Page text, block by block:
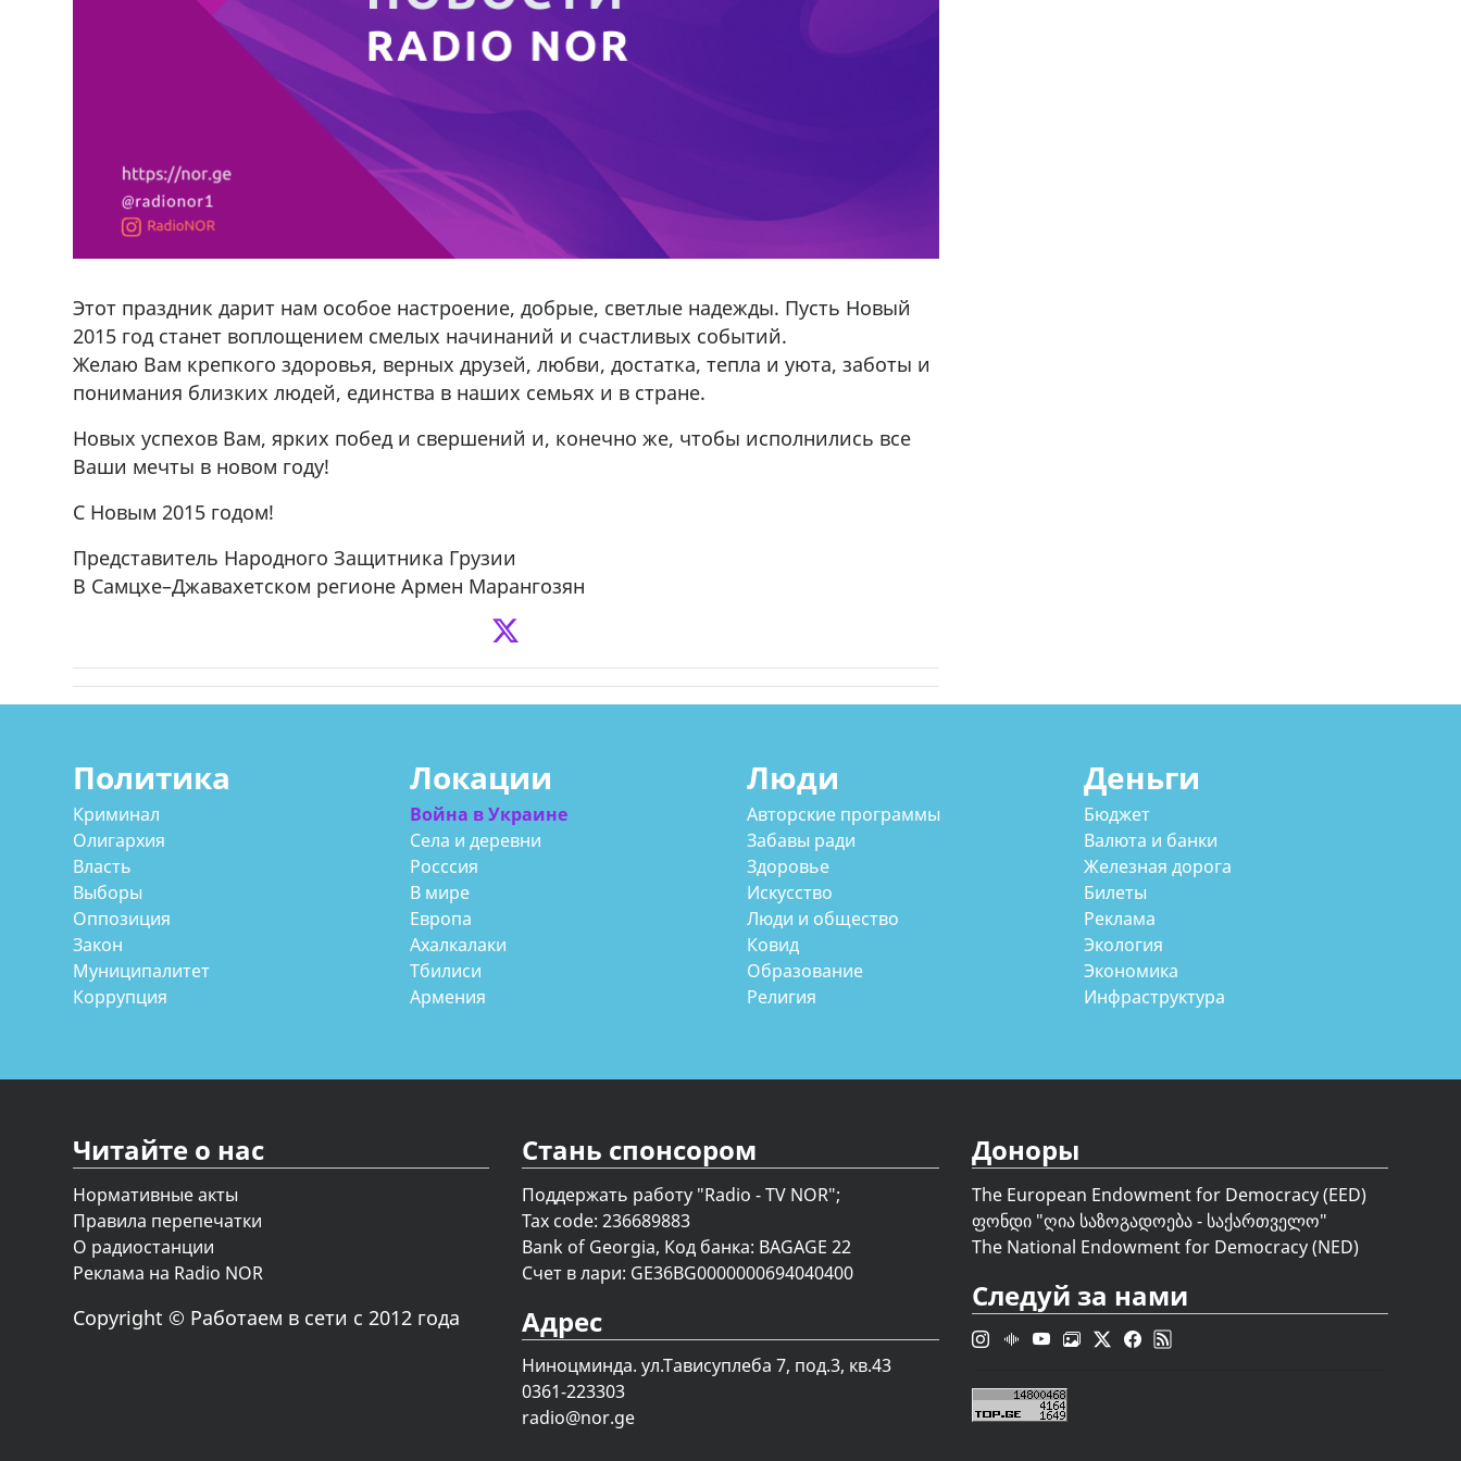
Этот праздник дарит нам особое настроение, добрые, светлые надежды. Пусть Новый
2015 год станет воплощением смелых начинаний и счастливых событий.
Желаю Вам крепкого здоровья, верных друзей, любви, достатка, тепла и уюта, заботы и
понимания близких людей, единства в наших семьях и в стране.
Новых успехов Вам, ярких побед и свершений и, конечно же, чтобы исполнились все
Ваши мечты в новом году!
С Новым 2015 годом!
Представитель Народного Защитника Грузии
В Самцхе–Джавахетском регионе Армен Марангозян
Политика
Криминал
Олигархия
Власть
Выборы
Оппозиция
Закон
Муниципалитет
Коррупция
Локации
Война в Украине
Села и деревни
Росссия
В мире
Европа
Ахалкалаки
Тбилиси
Армения
Люди
Авторские программы
Забавы ради
Здоровье
Искусство
Люди и общество
Ковид
Образование
Религия
Деньги
Бюджет
Валюта и банки
Железная дорога
Билеты
Реклама
Экология
Экономика
Инфраструктура
Читайте о нас
Нормативные акты
Правила перепечатки
О радиостанции
Реклама на Radio NOR
Copyright © Работаем в сети с 2012 года
Стань спонсором
Поддержать работу "Radio - TV NOR";
Tax code: 236689883
Bank of Georgia, Код банка: BAGAGE 22
Счет в лари: GE36BG0000000694040400
Адрес
Ниноцминда. ул.Тависуплеба 7, под.3, кв.43
0361-223303
radio@nor.ge
Доноры
The European Endowment for Democracy (EED)
ფონდი "ღია საზოგადოება - საქართველო"
The National Endowment for Democracy (NED)
Следуй за нами